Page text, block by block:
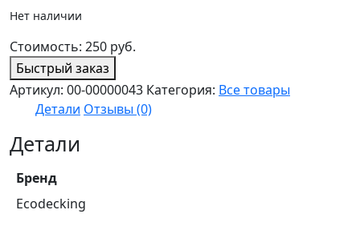
Нет наличии
Стоимость: 250 руб.
Быстрый заказ
Артикул: 00-00000043 Категория: Все товары
Детали Отзывы (0)
Детали
Бренд
Ecodecking